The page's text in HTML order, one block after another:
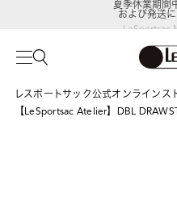
LeSportsac
ポイントアップ
および発送
レスポートサック公式オンラインス
【LeSportsac Atelier】DBL